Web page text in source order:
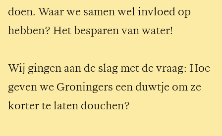
doen. Waar we samen wel invloed op
hebben? Het besparen van water!
Wij gingen aan de slag met de vraag: Hoe
geven we Groningers een duwtje om ze
korter te laten douchen?